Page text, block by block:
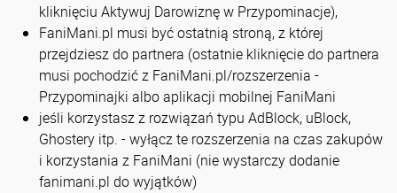
kliknięciu Aktywuj Darowiznę w Przypominacje),
FaniMani.pl musi być ostatnią stroną, z której
przejdziesz do partnera (ostatnie kliknięcie do partnera
musi pochodzić z FaniMani.pl/rozszerzenia -
Przypominajki albo aplikacji mobilnej FaniMani
jeśli korzystasz z rozwiązań typu AdBlock, uBlock,
Ghostery itp. - wyłącz te rozszerzenia na czas zakupów
i korzystania z FaniMani (nie wystarczy dodanie
fanimani.pl do wyjątków)